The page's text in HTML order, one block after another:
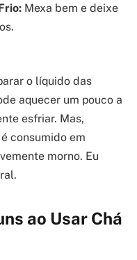
Mexa bem e deixe
o líquido das
aquecer um pouco a
esfriar. Mas,
consumido em
morno. Eu
ao Usar Chá